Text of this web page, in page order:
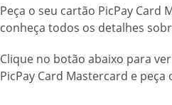
Peça o seu cartão PicPay Card
conheça todos os detalhes
Clique no botão abaixo para
PicPay Card Mastercard e peça